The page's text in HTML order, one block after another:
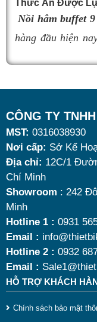
cầu sử dụng là
Thức Ăn Được
Nồi hâm buffet
hàng đầu hiện
Tuy nhiên, giữa
đâu là loại phù
dùng điện hay
chí quan trọng
nóng thức ăn 9 lít
phí nhất hiện nay.
CÔNG TY
MST: 0316038930
Nơi cấp: Sở Kế
Địa chỉ: 12C/1
Chí Minh
Showroom : 242
Minh
Hotline 1 : 0931
Email :
Hotline 2 : 0932
Email :
HỖ TRỢ KHÁCH
Chính sách bảo mật